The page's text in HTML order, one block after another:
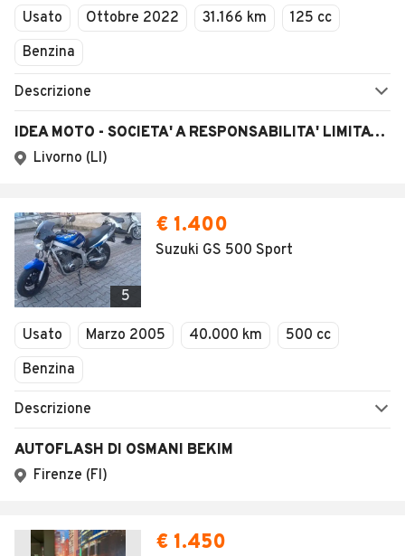
Usato Ottobre 2022 31.166 km
125 cc
Benzina
Descrizione
IDEA MOTO - SOCIETA' A RESPONSABILITA' LIMITATA SEMPLIFICATA
Livorno (LI)
5
€ 1.400
Suzuki GS 500 Sport
Usato Marzo 2005 40.000 km
500 cc
Benzina
Descrizione
AUTOFLASH DI OSMANI BEKIM
Firenze (FI)
€ 1.450